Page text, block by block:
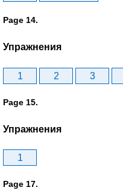
Page 14.
Упражнения
1 2 3
Page 15.
Упражнения
1
Page 17.